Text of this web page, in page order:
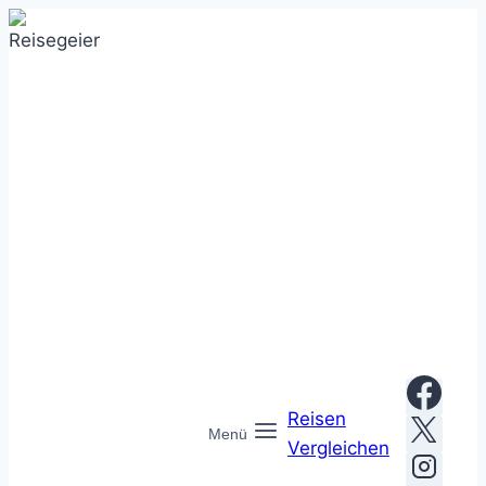
Zum
Inhalt
Menü
Reisen
Vergleichen